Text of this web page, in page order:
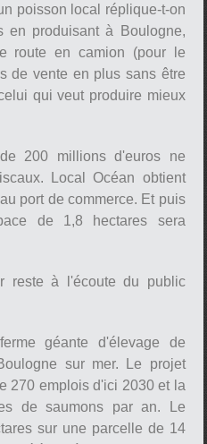
poisson local réplique-t-on
en produisant à Boulogne,
route en camion (pour le
de vente en plus sans être
qui veut produire mieux
200 millions d'euros ne
Local Océan obtient
port de commerce. Et puis
de 1,8 hectares sera
reste à l'écoute du public
géante d'élevage de
sur mer. Le projet
270 emplois d'ici 2030 et la
de saumons par an. Le
sur une parcelle de 14